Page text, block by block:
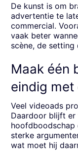
De kunst is om
advertentie te
commercial.
vaak beter
scène, de
Maak één
eindig met
Veel videoads
Daardoor blijft er
hoofdboodschap
sterke
wat moet hij